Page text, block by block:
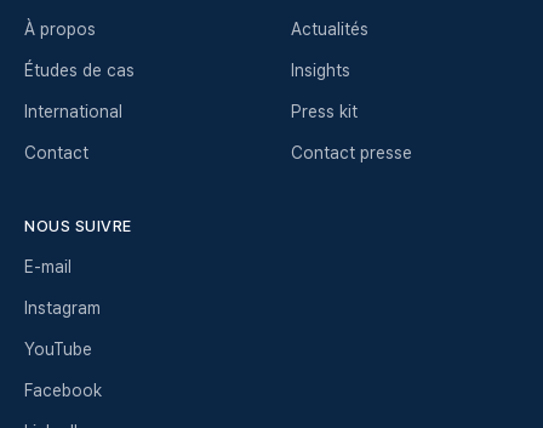
À propos
Études de cas
International
Contact
Actualités
Insights
Press kit
Contact presse
NOUS SUIVRE
E-mail
Instagram
YouTube
Facebook